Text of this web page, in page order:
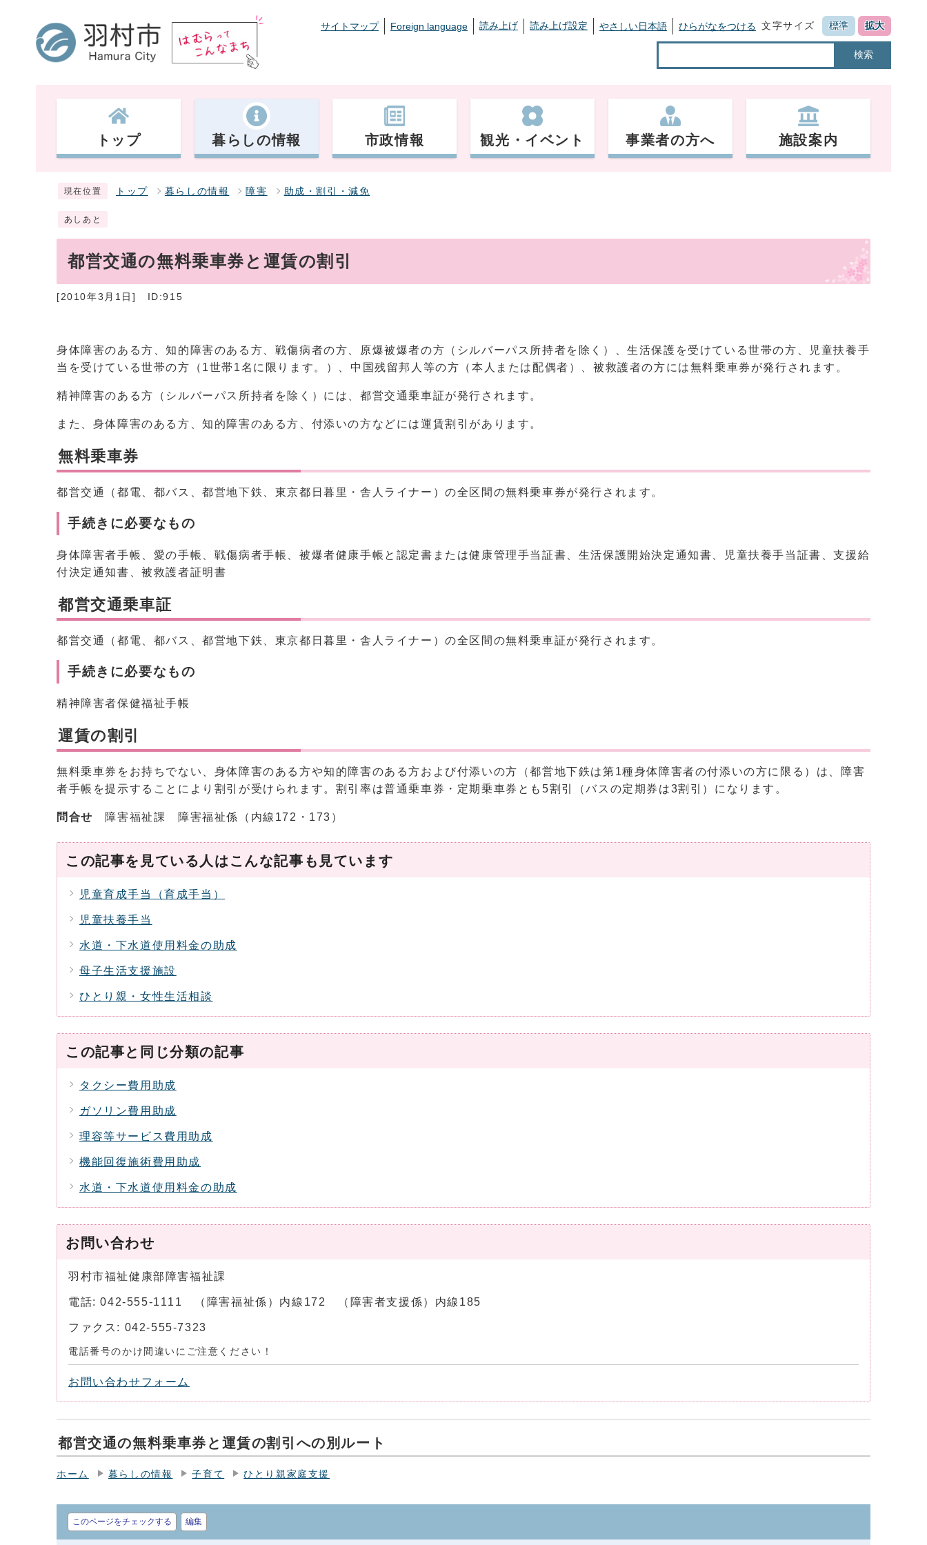
サイトマップ Foreign language 読み上げ 読み上げ設定 やさしい日本語 ひらがなをつける 文字サイズ 標準 拡大
検索
トップ 暮らしの情報 市政情報 観光・イベント 事業者の方へ 施設案内
現在位置 トップ 暮らしの情報 障害 助成・割引・減免
あしあと
都営交通の無料乗車券と運賃の割引
[2010年3月1日] ID:915
身体障害のある方、知的障害のある方、戦傷病者の方、原爆被爆者の方（シルバーパス所持者を除く）、生活保護を受けている世帯の方、児童扶養手
当を受けている世帯の方（1世帯1名に限ります。）、中国残留邦人等の方（本人または配偶者）、被救護者の方には無料乗車券が発行されます。
精神障害のある方（シルバーパス所持者を除く）には、都営交通乗車証が発行されます。
また、身体障害のある方、知的障害のある方、付添いの方などには運賃割引があります。
無料乗車券
都営交通（都電、都バス、都営地下鉄、東京都日暮里・舎人ライナー）の全区間の無料乗車券が発行されます。
手続きに必要なもの
身体障害者手帳、愛の手帳、戦傷病者手帳、被爆者健康手帳と認定書または健康管理手当証書、生活保護開始決定通知書、児童扶養手当証書、支援給
付決定通知書、被救護者証明書
都営交通乗車証
都営交通（都電、都バス、都営地下鉄、東京都日暮里・舎人ライナー）の全区間の無料乗車証が発行されます。
手続きに必要なもの
精神障害者保健福祉手帳
運賃の割引
無料乗車券をお持ちでない、身体障害のある方や知的障害のある方および付添いの方（都営地下鉄は第1種身体障害者の付添いの方に限る）は、障害
者手帳を提示することにより割引が受けられます。割引率は普通乗車券・定期乗車券とも5割引（バスの定期券は3割引）になります。
問合せ 障害福祉課 障害福祉係（内線172・173）
この記事を見ている人はこんな記事も見ています
児童育成手当（育成手当）
児童扶養手当
水道・下水道使用料金の助成
母子生活支援施設
ひとり親・女性生活相談
この記事と同じ分類の記事
タクシー費用助成
ガソリン費用助成
理容等サービス費用助成
機能回復施術費用助成
水道・下水道使用料金の助成
お問い合わせ
羽村市福祉健康部障害福祉課
電話: 042-555-1111 （障害福祉係）内線172 （障害者支援係）内線185
ファクス: 042-555-7323
電話番号のかけ間違いにご注意ください！
お問い合わせフォーム
都営交通の無料乗車券と運賃の割引への別ルート
ホーム 暮らしの情報 子育て ひとり親家庭支援
このページをチェックする 編集